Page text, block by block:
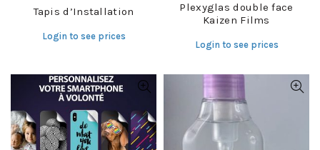
Tapis d’Installation
Login to see prices
Plexyglas double face
Kaizen Films
Login to see prices